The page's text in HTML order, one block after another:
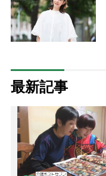
最新記事